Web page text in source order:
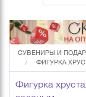
СУВЕНИРЫ И
ФИГУРКА
Фигурка